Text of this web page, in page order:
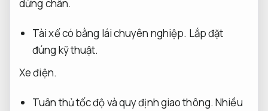
dừng chân.
Tài xế có bằng lái chuyên nghiệp. Lắp đặt
đúng kỹ thuật.
Xe điện.
Tuân thủ tốc độ và quy định giao thông. Nhiều